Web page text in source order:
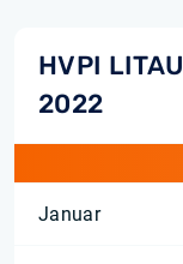
HVPI
2022
Januar